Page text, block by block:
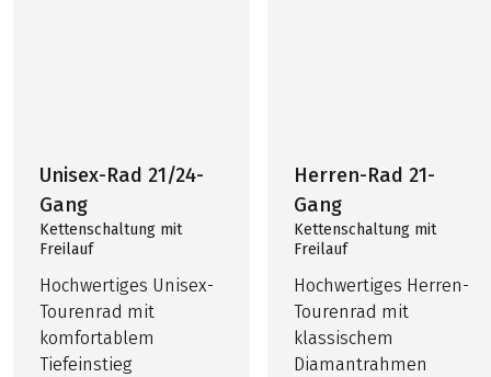
Unisex-Rad 21/24-
Gang
Kettenschaltung mit
Freilauf
Hochwertiges Unisex-
Tourenrad mit
komfortablem
Tiefeinstieg
Herren-Rad 21-
Gang
Kettenschaltung mit
Freilauf
Hochwertiges Herren-
Tourenrad mit
klassischem
Diamantrahmen